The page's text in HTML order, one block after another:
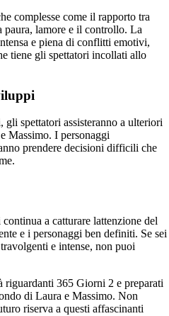
complesse come il rapporto tra
paura, lamore e il controllo. La
e piena di conflitti emotivi,
tiene gli spettatori incollati allo
spettatori assisteranno a ulteriori
Massimo. I personaggi
prendere decisioni difficili che
a catturare lattenzione del
e i personaggi ben definiti. Se sei
e intense, non puoi
riguardanti 365 Giorni 2 e preparati
di Laura e Massimo. Non
riserva a questi affascinanti